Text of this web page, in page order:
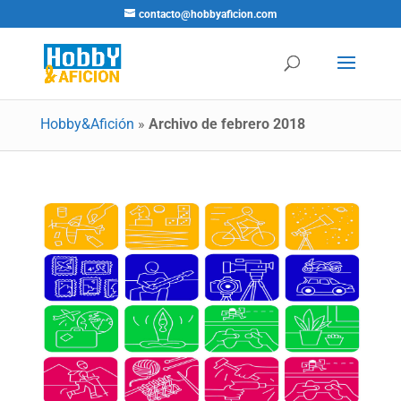
contacto@hobbyaficion.com
Hobby&Afición » Archivo de febrero 2018